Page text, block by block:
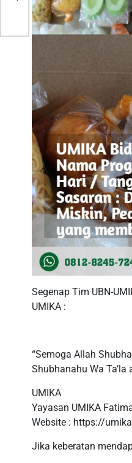
Segenap Tim UBN-
UMIKA :
“Semoga Allah
Shubhanahu Wa
UMIKA
Yayasan UMIKA
Website : https://
Jika keberatan